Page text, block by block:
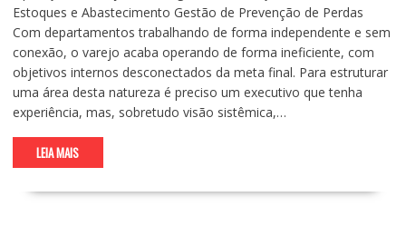
Estoques e Abastecimento Gestão de Prevenção de Perdas
Com departamentos trabalhando de forma independente e sem
conexão, o varejo acaba operando de forma ineficiente, com
objetivos internos desconectados da meta final. Para estruturar
uma área desta natureza é preciso um executivo que tenha
experiência, mas, sobretudo visão sistêmica,…
LEIA MAIS